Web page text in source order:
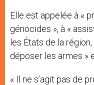
Elle est appelée à «
génocides », à «
les États de la
déposer les armes »
« Il ne s’agit pas de